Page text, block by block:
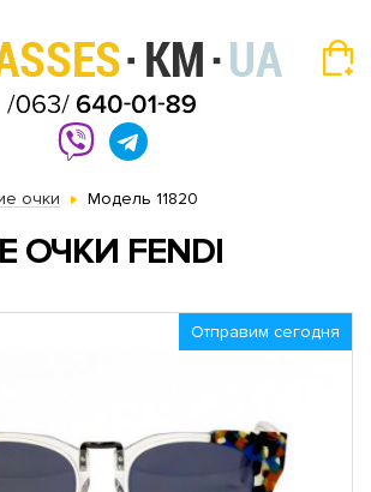
очки Модель 11820
FENDI
Отправим сегодня